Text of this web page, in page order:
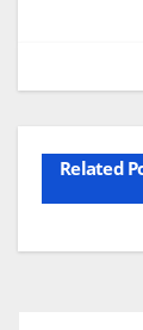
Related